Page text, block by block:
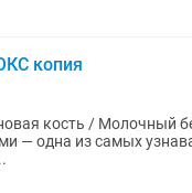
копия
/ Молочный белый»